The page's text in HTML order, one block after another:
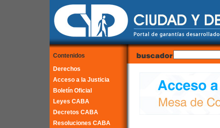
Contenidos
Derechos
Acceso a la Justicia
Boletín Oficial
Leyes CABA
Decretos CABA
Resoluciones CABA